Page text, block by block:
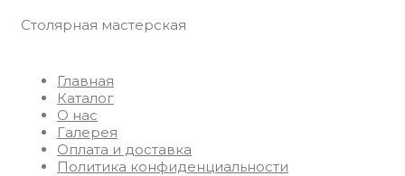
Столярная мастерская
Главная
Каталог
О нас
Галерея
Оплата и доставка
Политика конфиденциальности